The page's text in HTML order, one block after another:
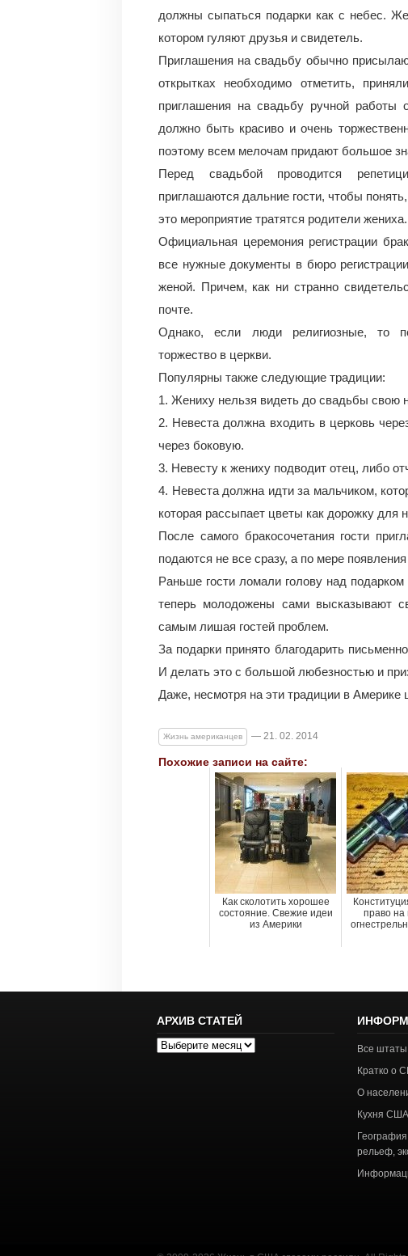
должны сыпаться подарки как с небес.
котором гуляют друзья и свидетель.
Приглашения на свадьбу обычно
открытках необходимо отметить,
приглашения на свадьбу ручной
должно быть красиво и очень
поэтому всем мелочам придают большое
Перед свадьбой проводится
приглашаются дальние гости, чтобы
это мероприятие тратятся родители жениха.
Официальная церемония регистрации
все нужные документы в бюро
женой. Причем, как ни странно
почте.
Однако, если люди религиозные, то
торжество в церкви.
Популярны также следующие традиции:
1. Жениху нельзя видеть до свадьбы свою
2. Невеста должна входить в церковь
через боковую.
3. Невесту к жениху подводит отец, либо
4. Невеста должна идти за мальчиком,
которая рассыпает цветы как дорожку для
После самого бракосочетания гости
подаются не все сразу, а по мере появления
Раньше гости ломали голову над
теперь молодожены сами высказывают
самым лишая гостей проблем.
За подарки принято благодарить
И делать это с большой любезностью и
Даже, несмотря на эти традиции в Америке
Жизнь американцев — 21. 02. 2014
Похожие записи на сайте:
Как сколотить хорошее
состояние. Свежие идеи
из Америки
право на
АРХИВ СТАТЕЙ
Архив
Все
Кратко о
О
Кухня США
рельеф,